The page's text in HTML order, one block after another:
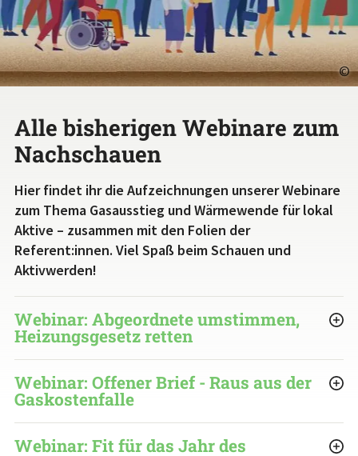
©
Alle bisherigen Webinare zum
Nachschauen
Hier findet ihr die Aufzeichnungen unserer Webinare
zum Thema Gasausstieg und Wärmewende für lokal
Aktive – zusammen mit den Folien der
Referent:innen. Viel Spaß beim Schauen und
Aktivwerden!
Webinar: Abgeordnete umstimmen,
Heizungsgesetz retten
Webinar: Offener Brief - Raus aus der
Gaskostenfalle
Webinar: Fit für das Jahr des